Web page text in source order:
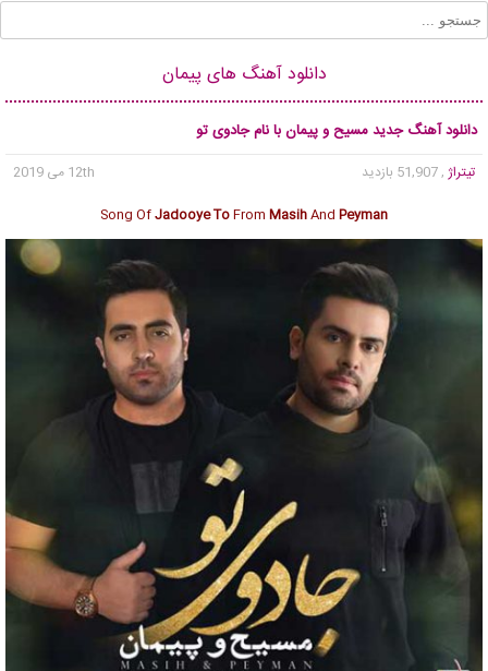
دانلود آهنگ های پیمان
دانلود آهنگ جدید مسیح و پیمان با نام جادوی تو
تیتراژ , 51,907 بازدید
12th می 2019
Song OfJadooye ToFrom MasihAnd Peyman